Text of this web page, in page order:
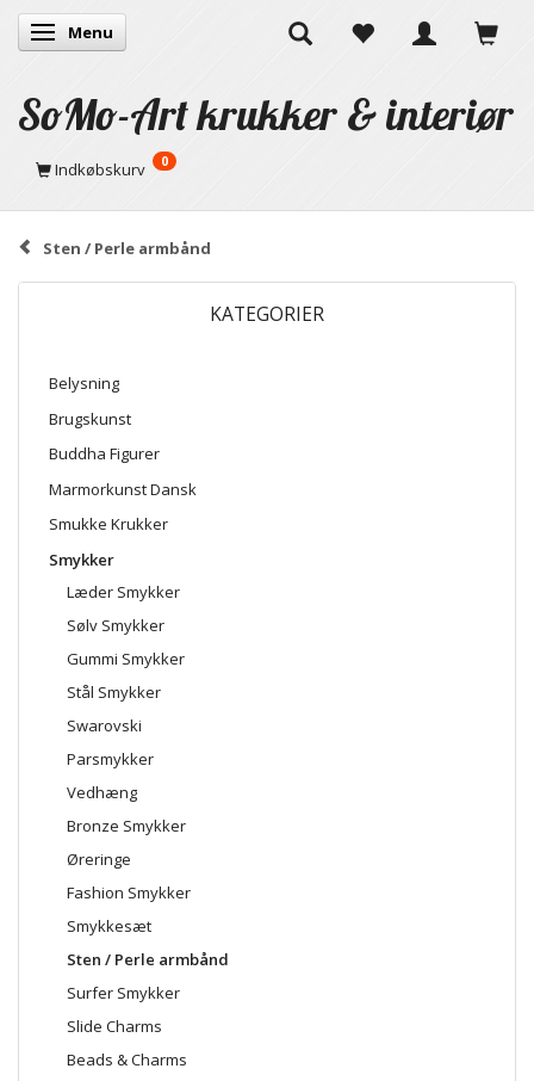
Skifte navigation
Menu
SoMo-Art krukker & interiør
Indkøbskurv 0
Sten / Perle armbånd
KATEGORIER
Belysning
Brugskunst
Buddha Figurer
Marmorkunst Dansk
Smukke Krukker
Smykker
Læder Smykker
Sølv Smykker
Gummi Smykker
Stål Smykker
Swarovski
Parsmykker
Vedhæng
Bronze Smykker
Øreringe
Fashion Smykker
Smykkesæt
Sten / Perle armbånd
Surfer Smykker
Slide Charms
Beads & Charms